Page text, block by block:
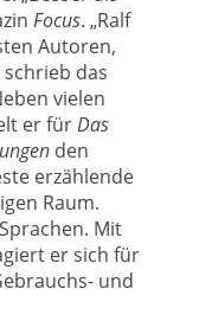
Focus. „Ralf
Autoren,
das
vielen
er fürDas
den
erzählende
Raum.
Mit
er sich für
und